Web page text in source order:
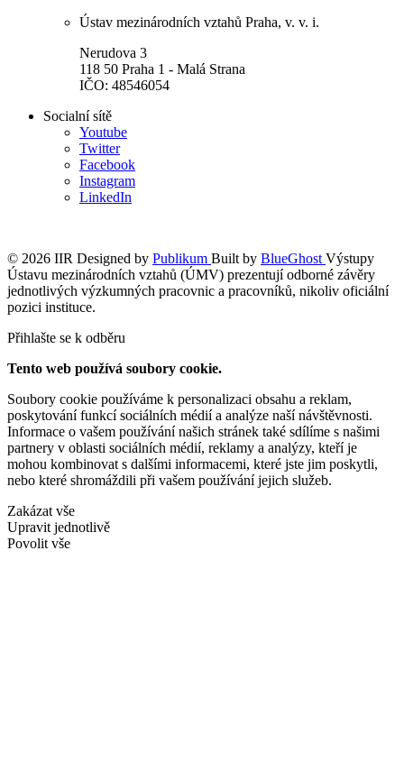
Ústav mezinárodních vztahů Praha, v. v. i.
Nerudova 3
118 50 Praha 1 - Malá Strana
IČO: 48546054
Socialní sítě
Youtube
Twitter
Facebook
Instagram
LinkedIn
© 2026 IIR Designed by Publikum Built by BlueGhost Výstupy
Ústavu mezinárodních vztahů (ÚMV) prezentují odborné závěry
jednotlivých výzkumných pracovnic a pracovníků, nikoliv oficiální
pozici instituce.
Přihlašte se k odběru
Tento web používá soubory cookie.
Soubory cookie používáme k personalizaci obsahu a reklam,
poskytování funkcí sociálních médií a analýze naší návštěvnosti.
Informace o vašem používání našich stránek také sdílíme s našimi
partnery v oblasti sociálních médií, reklamy a analýzy, kteří je
mohou kombinovat s dalšími informacemi, které jste jim poskytli,
nebo které shromáždili při vašem používání jejich služeb.
Zakázat vše
Upravit jednotlivě
Povolit vše